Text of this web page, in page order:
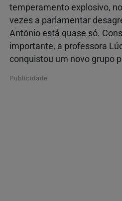
temperamento explosivo,
vezes a parlamentar
Antônio está quase só.
importante, a professora
conquistou um novo grupo
Publicidade